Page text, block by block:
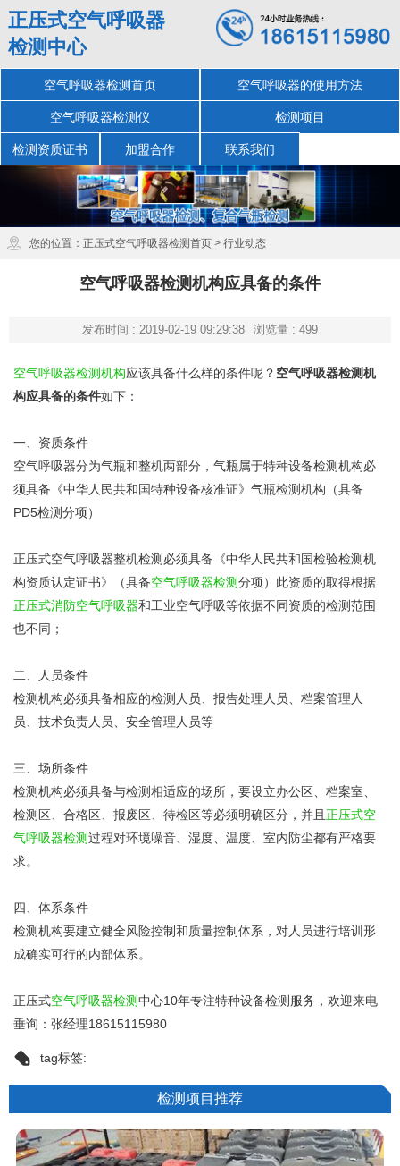
正压式空气呼吸器
检测中心
空气呼吸器检测首页 空气呼吸器的使用方法
空气呼吸器检测仪 检测项目
检测资质证书 加盟合作 联系我们
您的位置： 正压式空气呼吸器检测首页 > 行业动态
空气呼吸器检测机构应具备的条件
发布时间 : 2019-02-19 09:29:38 浏览量 : 499
空气呼吸器检测机构应该具备什么样的条件呢？ 空气呼吸器检测机
构应具备的条件如下：
一、资质条件
空气呼吸器分为气瓶和整机两部分，气瓶属于特种设备检测机构必
须具备《中华人民共和国特种设备核准证》气瓶检测机构（具备
PD5检测分项）
正压式空气呼吸器整机检测必须具备《中华人民共和国检验检测机
构资质认定证书》（具备空气呼吸器检测分项）此资质的取得根据
正压式消防空气呼吸器和工业空气呼吸等依据不同资质的检测范围
也不同；
二、人员条件
检测机构必须具备相应的检测人员、报告处理人员、档案管理人
员、技术负责人员、安全管理人员等
三、场所条件
检测机构必须具备与检测相适应的场所，要设立办公区、档案室、
检测区、合格区、报废区、待检区等必须明确区分，并且 正压式空
气呼吸器检测过程对环境噪音、湿度、温度、室内防尘都有严格要
求。
四、体系条件
检测机构要建立健全风险控制和质量控制体系，对人员进行培训形
成确实可行的内部体系。
正压式空气呼吸器检测中心10年专注特种设备检测服务，欢迎来电
垂询：张经理18615115980
tag标签:
检测项目推荐